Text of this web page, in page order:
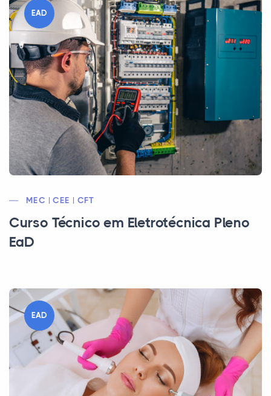
EAD
MEC | CEE | CFT
Curso Técnico em Eletrotécnica Pleno
EaD
EAD